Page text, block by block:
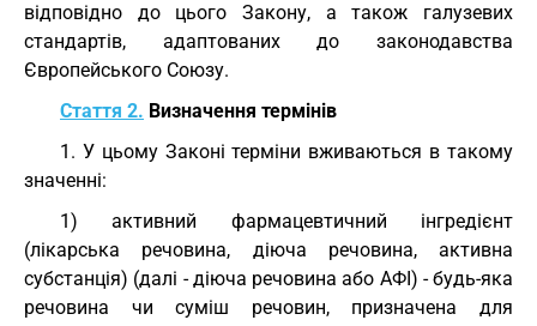
відповідно до цього Закону, а також галузевих
стандартів, адаптованих до законодавства
Європейського Союзу.
Стаття 2. Визначення термінів
1. У цьому Законі терміни вживаються в такому
значенні:
1) активний фармацевтичний інгредієнт
(лікарська речовина, діюча речовина, активна
субстанція) (далі - діюча речовина або АФІ) - будь-яка
речовина чи суміш речовин, призначена для